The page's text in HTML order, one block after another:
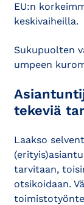
EU:n
keskivaiheilla.
Sukupuolten
umpeen
tekeviä
Laakso
tarvitaan,
otsikoidaan.